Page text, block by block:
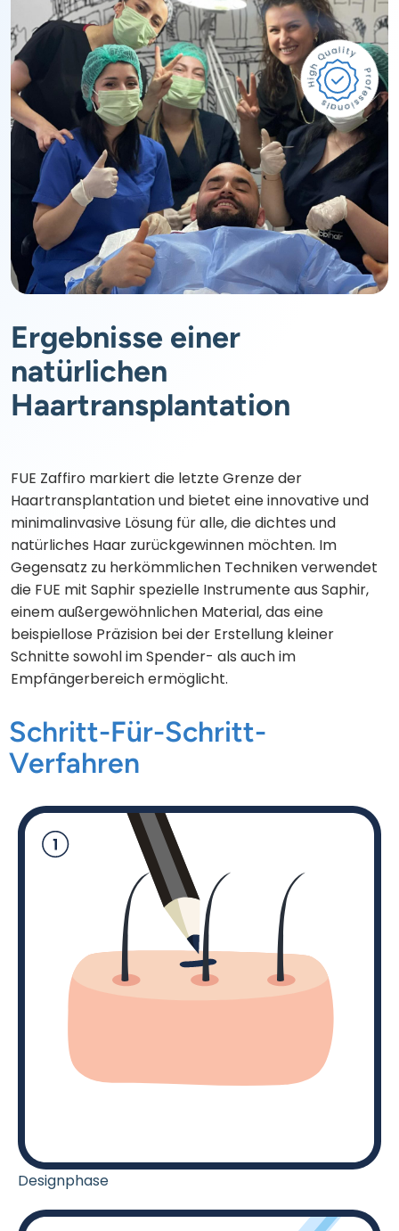
Ergebnisse einer
natürlichen
Haartransplantation
FUE Zaffiro markiert die letzte Grenze der
Haartransplantation und bietet eine innovative und
minimalinvasive Lösung für alle, die dichtes und
natürliches Haar zurückgewinnen möchten. Im
Gegensatz zu herkömmlichen Techniken verwendet
die FUE mit Saphir spezielle Instrumente aus Saphir,
einem außergewöhnlichen Material, das eine
beispiellose Präzision bei der Erstellung kleiner
Schnitte sowohl im Spender- als auch im
Empfängerbereich ermöglicht.
Schritt-Für-Schritt-
Verfahren
Designphase